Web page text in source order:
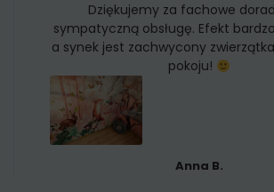
Dziękujemy za fachowe
sympatyczną obsługę. Efekt
a synek jest zachwycony
pokoju!
Anna B.